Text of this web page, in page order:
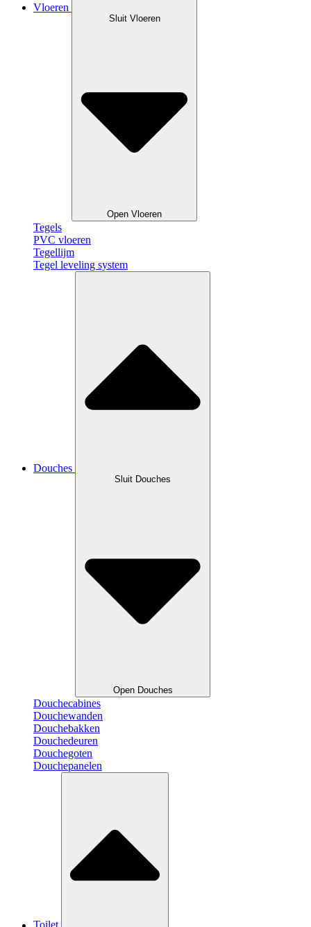
Vloeren
Sluit Vloeren
Open Vloeren
Tegels
PVC vloeren
Tegellijm
Tegel leveling system
Douches
Sluit Douches
Open Douches
Douchecabines
Douchewanden
Douchebakken
Douchedeuren
Douchegoten
Douchepanelen